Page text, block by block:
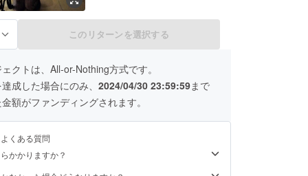
このリターンを選択する
クトは、All-or-Nothing方式です。
成した場合にのみ、 2024/04/30 23:59:59まで
額がファンディングされます。
くある質問
かかりますか？